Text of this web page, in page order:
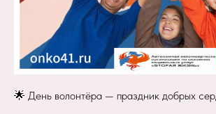
🌟 День волонтёра — праздник добрых